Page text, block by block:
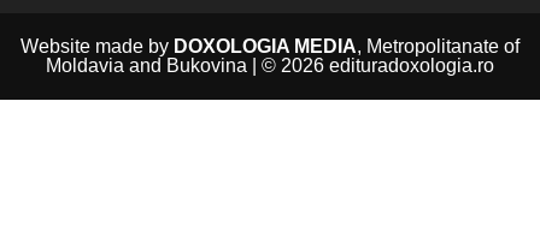
Website made by DOXOLOGIA MEDIA, Metropolitanate of
Moldavia and Bukovina | © 2026 edituradoxologia.ro